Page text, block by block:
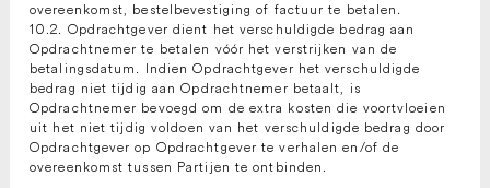
overeenkomst, bestelbevestiging of factuur te betalen.
10.2. Opdrachtgever dient het verschuldigde bedrag aan
Opdrachtnemer te betalen vóór het verstrijken van de
betalingsdatum. Indien Opdrachtgever het verschuldigde
bedrag niet tijdig aan Opdrachtnemer betaalt, is
Opdrachtnemer bevoegd om de extra kosten die voortvloeien
uit het niet tijdig voldoen van het verschuldigde bedrag door
Opdrachtgever op Opdrachtgever te verhalen en/of de
overeenkomst tussen Partijen te ontbinden.